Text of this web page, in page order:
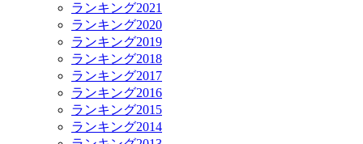
ランキング2021
ランキング2020
ランキング2019
ランキング2018
ランキング2017
ランキング2016
ランキング2015
ランキング2014